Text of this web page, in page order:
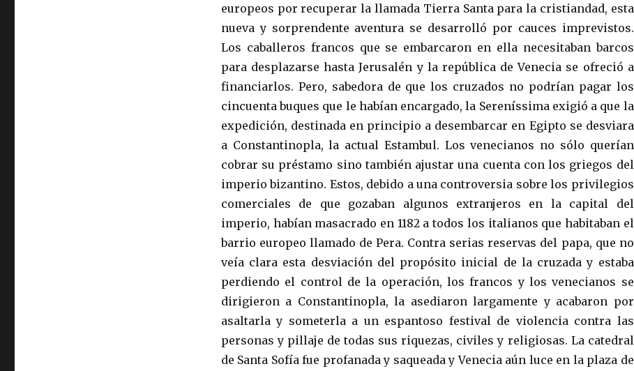
europeos por recuperar la llamada Tierra Santa para la cristiandad, esta
nueva y sorprendente aventura se desarrolló por cauces imprevistos.
Los caballeros francos que se embarcaron en ella necesitaban barcos
para desplazarse hasta Jerusalén y la república de Venecia se ofreció a
financiarlos. Pero, sabedora de que los cruzados no podrían pagar los
cincuenta buques que le habían encargado, la Sereníssima exigió a que la
expedición, destinada en principio a desembarcar en Egipto se desviara
a Constantinopla, la actual Estambul. Los venecianos no sólo querían
cobrar su préstamo sino también ajustar una cuenta con los griegos del
imperio bizantino. Estos, debido a una controversia sobre los privilegios
comerciales de que gozaban algunos extranjeros en la capital del
imperio, habían masacrado en 1182 a todos los italianos que habitaban el
barrio europeo llamado de Pera. Contra serias reservas del papa, que no
veía clara esta desviación del propósito inicial de la cruzada y estaba
perdiendo el control de la operación, los francos y los venecianos se
dirigieron a Constantinopla, la asediaron largamente y acabaron por
asaltarla y someterla a un espantoso festival de violencia contra las
personas y pillaje de todas sus riquezas, civiles y religiosas. La catedral
de Santa Sofía fue profanada y saqueada y Venecia aún luce en la plaza de